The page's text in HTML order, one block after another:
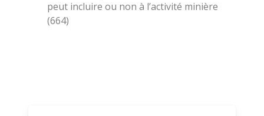
peut incluire ou non à l’activité minière
(664)